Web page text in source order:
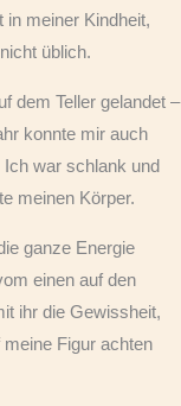
in meiner Kindheit,
üblich.
dem Teller gelandet –
konnte mir auch
war schlank und
meinen Körper.
ganze Energie
einen auf den
ihr die Gewissheit,
Figur achten